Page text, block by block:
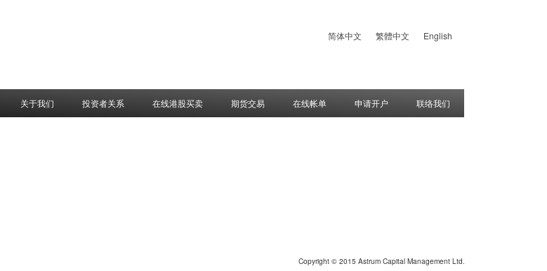
简体中文 繁體中文 English
关于我们 投资者关系 在线港股买卖 期货交易 在线帐单 申请开户 联络我们
Copyright © 2015 Astrum Capital Management Ltd.